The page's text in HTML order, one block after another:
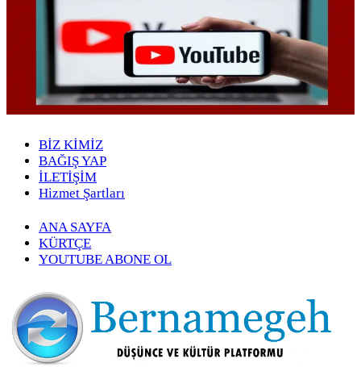
BİZ KİMİZ
BAĞIŞ YAP
İLETİŞİM
Hizmet Şartları
ANA SAYFA
KÜRTÇE
YOUTUBE ABONE OL